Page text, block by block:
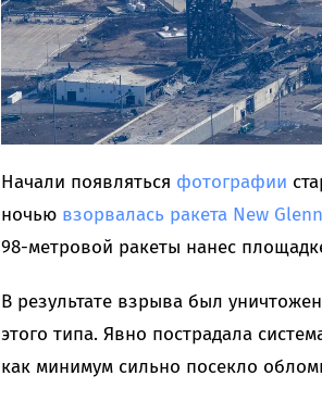
Начали появляться фотографии
ночью взорвалась ракета New Glenn
98-метровой ракеты нанес
В результате взрыва был
этого типа. Явно пострадала
как минимум сильно посекло